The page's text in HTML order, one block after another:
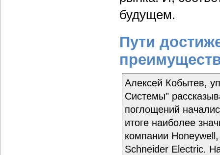
будущем.
Пути
Алексей Кобытев,
Системы"
поглощений
итоге наиболее
компании
Schneider Electric.